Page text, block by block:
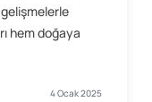
hem doğaya
4 Ocak 2025